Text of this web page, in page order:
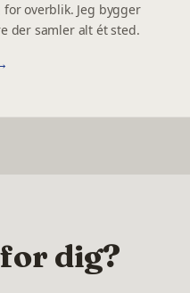
overblik. Jeg bygger
der samler alt ét sted.
dig?